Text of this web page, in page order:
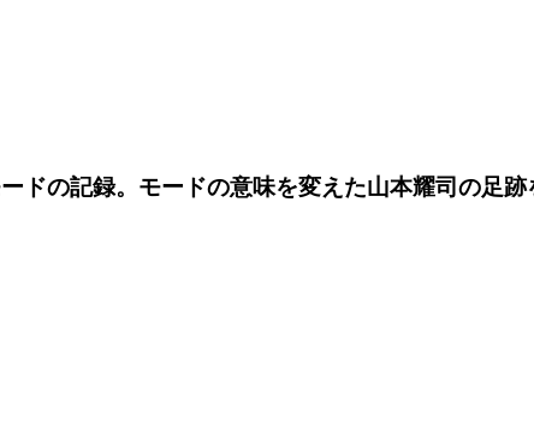
ドの記録。モードの意味を変えた山本耀司の足跡